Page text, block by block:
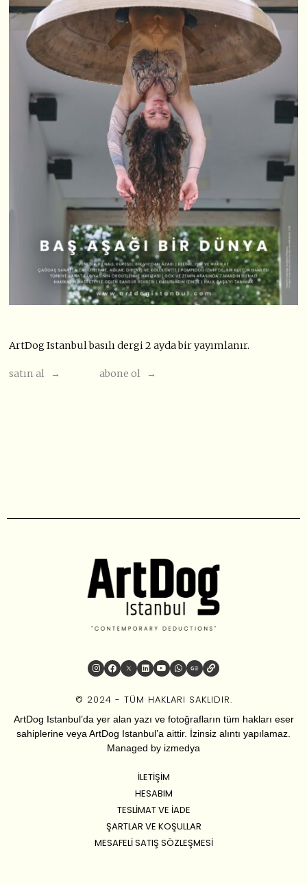
ArtDog Istanbul basılı dergi 2 ayda bir yayımlanır.
satın al → abone ol →
© 2024 - TÜM HAKLARI SAKLIDIR.
ArtDog Istanbul’da yer alan yazı ve fotoğrafların tüm hakları eser
sahiplerine veya ArtDog Istanbul’a aittir. İzinsiz alıntı yapılamaz.
Managed by izmedya
İLETIŞIM
HESABIM
TESLIMAT VE İADE
ŞARTLAR VE KOŞULLAR
MESAFELI SATIŞ SÖZLEŞMESI